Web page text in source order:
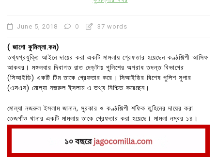
June 5, 2018 0 37 words
( জাগো কুমিল্লা.কম)
তথ্যপ্রযুক্তি আইনে দায়ের করা একটি মামলায় গ্রেফতার হয়েছেন কণ্ঠশিল্পী আসিফ
আকবর। মঙ্গলবার দিবাগত রাত দেড়টায় পুলিশের অপরাধ তদন্ত বিভাগের
(সিআইডি) একটি টিম তাকে গ্রেফতার করে। সিআইডির বিশেষ পুলিশ সুপার
(এসএস) মোল্যা নজরুল ইসলাম এ তথ্য নিশ্চিত করেছেন।
মোল্যা নজরুল ইসলাম জানান, সুরকার ও কণ্ঠশিল্পী শফিক তুহিনের দায়ের করা
তেজগাঁও থানার একটি মামলায় তাকে গ্রেফতার করা হয়েছে। মামলা নম্বর ১৪।
তাকে আদালতে সোপর্দ করা হবে।’
সিআইডির গাড়ি করে নিয়ে যাওয়া হচ্ছে।